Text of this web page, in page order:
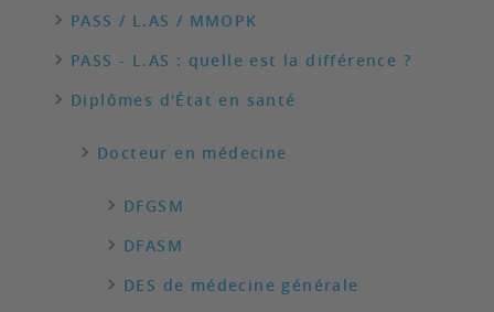
PASS / L.AS / MMOPK
PASS - L.AS : quelle est la différence ?
Diplômes d'État en santé
Docteur en médecine
DFGSM
DFASM
DES de médecine générale